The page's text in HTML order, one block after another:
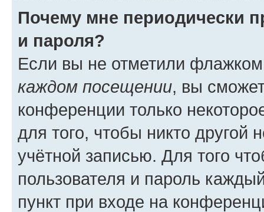
Почему мне периодически
и пароля?
Если вы не отметили
каждом посещении, вы
конференции только
для того, чтобы никто другой
учётной записью. Для того
пользователя и пароль
пункт при входе на